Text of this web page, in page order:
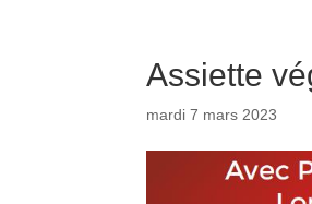
Assiette
mardi 7 mars 2023